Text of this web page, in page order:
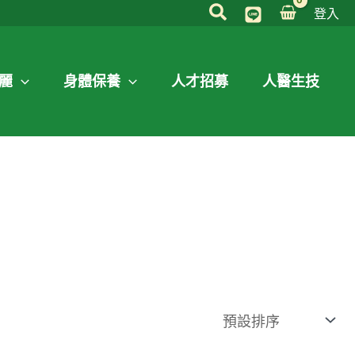
登入
身體保養 人才招募 人醫生技